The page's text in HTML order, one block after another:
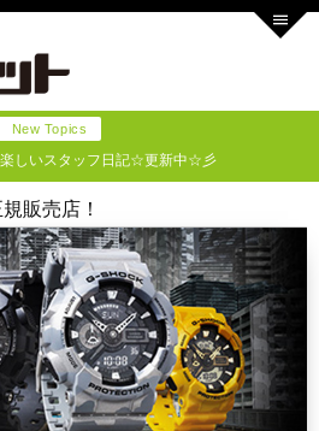
New Topics
楽しいスタッフ日記☆更新中☆彡
販売店！